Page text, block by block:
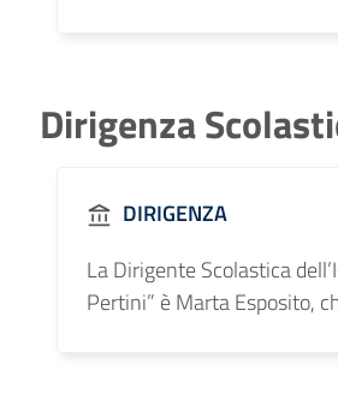
Dirigenza
DIRIGENZA
La Dirigente Scolastica
Pertini” è Marta Esposito,